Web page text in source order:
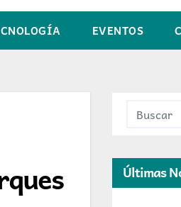
EVENTOS
Últimas